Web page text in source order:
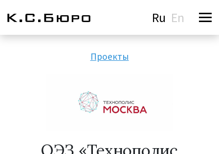
Ru En
Проекты